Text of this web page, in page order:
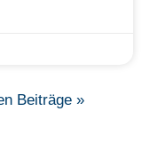
Beiträge »